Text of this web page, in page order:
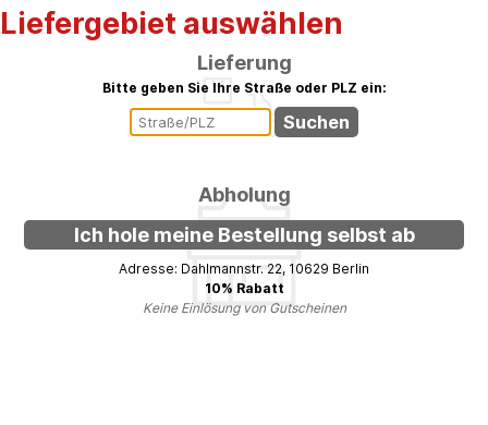
Liefergebiet auswählen
Lieferung
Bitte geben Sie Ihre Straße oder PLZ ein:
Abholung
Ich hole meine Bestellung selbst ab
Adresse: Dahlmannstr. 22, 10629 Berlin
10% Rabatt
Keine Einlösung von Gutscheinen